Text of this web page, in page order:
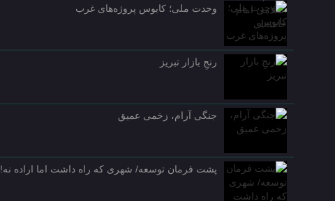
وحدت ملی؛ کابوس پروژه‌های غرب
رنجِ بازار تبریز
جنگی آرام، زخمی عمیق
پشت فرمان توسعه/ شهری که راه داشت اما اراده نه!